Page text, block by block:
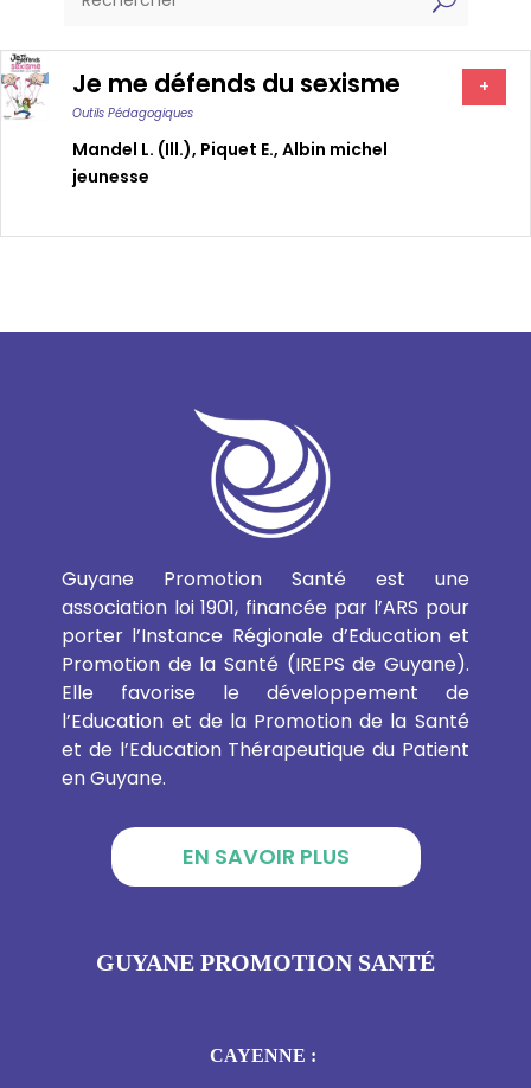
Je me défends du sexisme
Outils Pédagogiques
Mandel L. (ill.), Piquet E., Albin michel
jeunesse
+
Guyane Promotion Santé est une
association loi 1901, financée par l’ARS pour
porter l’Instance Régionale d’Education et
Promotion de la Santé (IREPS de Guyane).
Elle favorise le développement de
l’Education et de la Promotion de la Santé
et de l’Education Thérapeutique du Patient
en Guyane.
EN SAVOIR PLUS
GUYANE PROMOTION SANTÉ
CAYENNE :